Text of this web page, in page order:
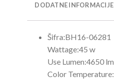
DODATNE INFORMACIJE
Šifra:BH16-06281
Wattage:45 w
Use Lumen:4650 lm
Color Temperature: